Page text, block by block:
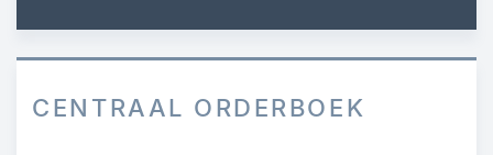
CENTRAAL ORDERBOEK